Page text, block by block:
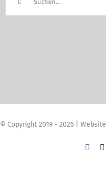
© Copyright 2019 - 2026 |